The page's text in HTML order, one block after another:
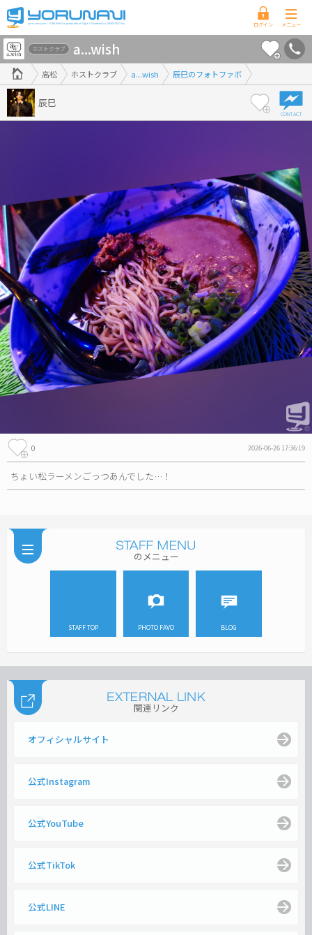
香
川
県
版
高松 ホストクラブ a...wish 辰巳のフォトファボ
ホストクラブ a...wish
辰巳
0 2026-06-26 17:36:19
ちょい松ラーメンごっつあんでした…！
のメニュー
STAFF TOP PHOTO FAVO BLOG
関連リンク
オフィシャルサイト
公式Instagram
公式YouTube
公式TikTok
公式LINE